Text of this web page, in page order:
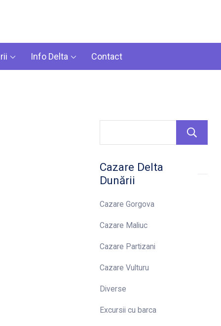
Info Delta Contact
Cazare Delta
Dunării
Cazare Gorgova
Cazare Maliuc
Cazare Partizani
Cazare Vulturu
Diverse
Excursii cu barca